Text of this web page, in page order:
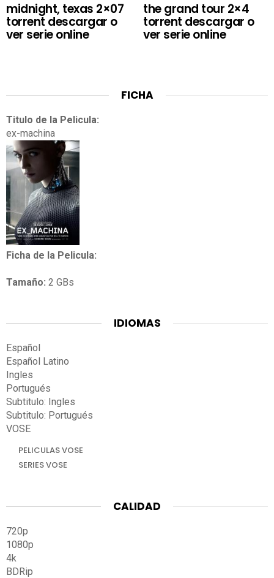
midnight, texas 2×07
torrent descargar o
ver serie online
the grand tour 2×4
torrent descargar o
ver serie online
FICHA
Titulo de la Pelicula:
ex-machina
Ficha de la Pelicula:
Tamaño: 2 GBs
IDIOMAS
Español
Español Latino
Ingles
Portugués
Subtitulo: Ingles
Subtitulo: Portugués
VOSE
PELICULAS VOSE
SERIES VOSE
CALIDAD
720p
1080p
4k
BDRip